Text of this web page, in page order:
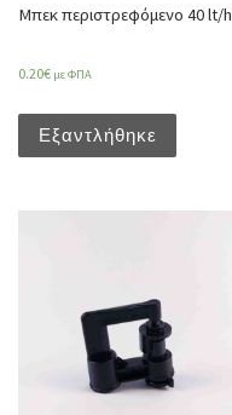
Μπεκ περιστρεφόμενο 40 lt/h
0.20€ με ΦΠΑ
Εξαντλήθηκε